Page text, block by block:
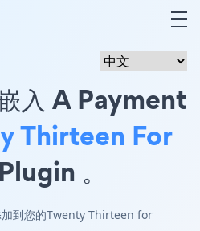
入 A Payment
Thirteen For
Plugin 。
到您的Twenty Thirteen for